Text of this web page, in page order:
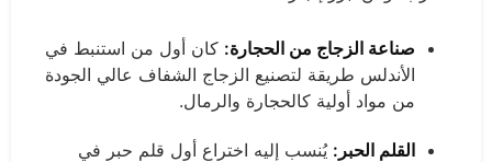
صناعة الزجاج من الحجارة: كان أول من استنبط في
الأندلس طريقة لتصنيع الزجاج الشفاف عالي الجودة
من مواد أولية كالحجارة والرمال.
القلم الحبر: يُنسب إليه اختراع أول قلم حبر في